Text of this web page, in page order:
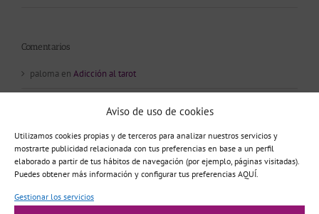
Aviso de uso de cookies
Utilizamos cookies propias y de terceros para analizar nuestros servicios y
mostrarte publicidad relacionada con tus preferencias en base a un perfil
elaborado a partir de tus hábitos de navegación (por ejemplo, páginas visitadas).
Puedes obtener más información y configurar tus preferencias AQUÍ.
Gestionar los servicios
Comentarios
paloma en Adicción al tarot
SusanaenAdicción al tarot
LolaenAdicción al tarot